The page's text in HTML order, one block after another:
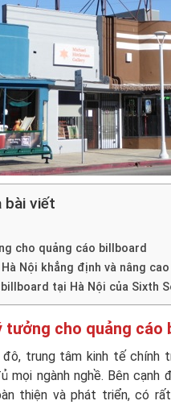
bài viết
cho quảng cáo billboard
Nội khẳng định và nâng
tại Hà Nội của Sixth
tưởng cho quảng cáo
trung tâm kinh tế chính
mọi ngành nghề. Bên cạnh
thiện và phát triển, có